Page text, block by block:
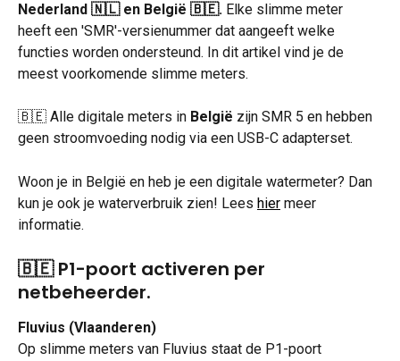
Nederland 🇳🇱 en België 🇧🇪. Elke slimme meter
heeft een 'SMR'-versienummer dat aangeeft welke
functies worden ondersteund. In dit artikel vind je de
meest voorkomende slimme meters.
🇧🇪 Alle digitale meters in België zijn SMR 5 en hebben
geen stroomvoeding nodig via een USB-C adapterset.
Woon je in België en heb je een digitale watermeter? Dan
kun je ook je waterverbruik zien! Lees hier meer
informatie.
🇧🇪 P1-poort activeren per
netbeheerder.
Fluvius (Vlaanderen)
Op slimme meters van Fluvius staat de P1-poort